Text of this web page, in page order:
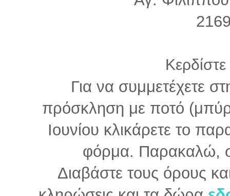
Για να συμμετέχετε
πρόσκληση με ποτό
Ιουνίου κλικάρετε το
φόρμα. Παρακαλώ,
Διαβάστε τους όρους